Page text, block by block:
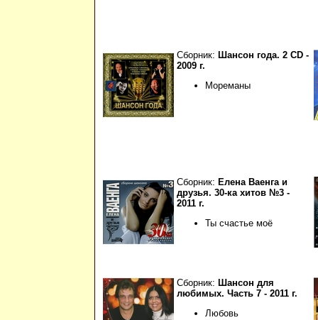
Сборник: Шансон года. 2 CD -
2009 г.
Мореманы
Сборник: Елена Ваенга и
друзья. 30-ка хитов №3 -
2011 г.
Ты счастье моё
Сборник: Шансон для
любимых. Часть 7 - 2011 г.
Любовь